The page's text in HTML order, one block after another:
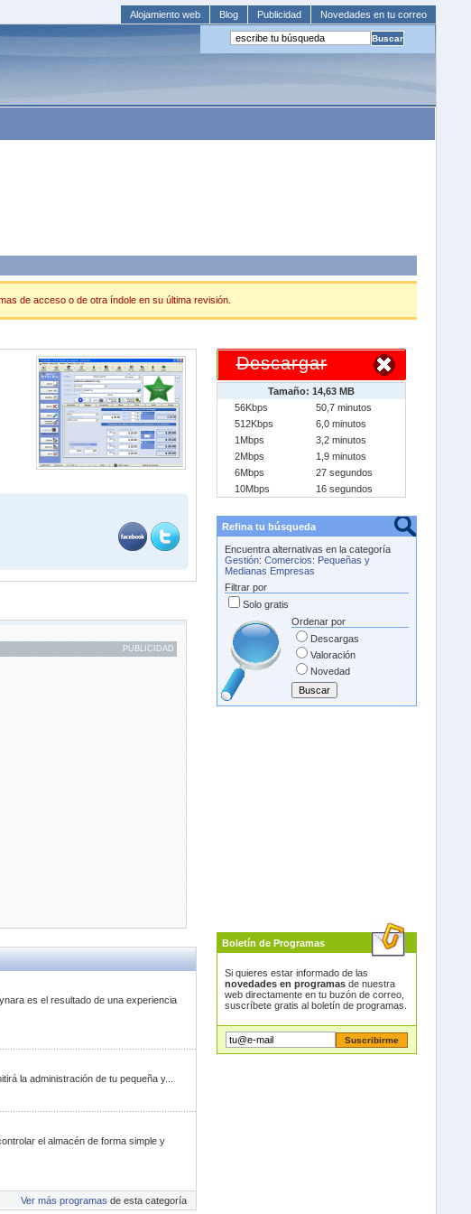
Alojamiento web Blog Publicidad Novedades en tu correo
de acceso o de otra índole en su última revisión.
PUBLICIDAD
es el resultado de una experiencia
la administración de tu pequeña y...
el almacén de forma simple y
Ver más programas de esta categoría
Descargar
Tamaño: 14,63 MB
56Kbps
50,7 minutos
512Kbps
6,0 minutos
1Mbps
3,2 minutos
2Mbps
1,9 minutos
6Mbps
27 segundos
10Mbps
16 segundos
Refina tu búsqueda
Encuentra alternativas en la categoría
Gestión: Comercios: Pequeñas y
Medianas Empresas
Filtrar por
Solo gratis
Ordenar por
Descargas
Valoración
Novedad
Boletín de Programas
Si quieres estar informado de las
novedades en programasde nuestra
web directamente en tu buzón de correo,
suscríbete gratis al boletín de programas.